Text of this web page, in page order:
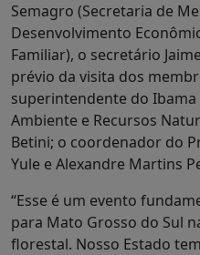
Semagro (Secretaria de
Desenvolvimento
Familiar), o secretário
prévio da visita dos
superintendente do
Ambiente e Recursos
Betini; o coordenador do
Yule e Alexandre Martins
“Esse é um evento
para Mato Grosso do Sul
florestal. Nosso Estado